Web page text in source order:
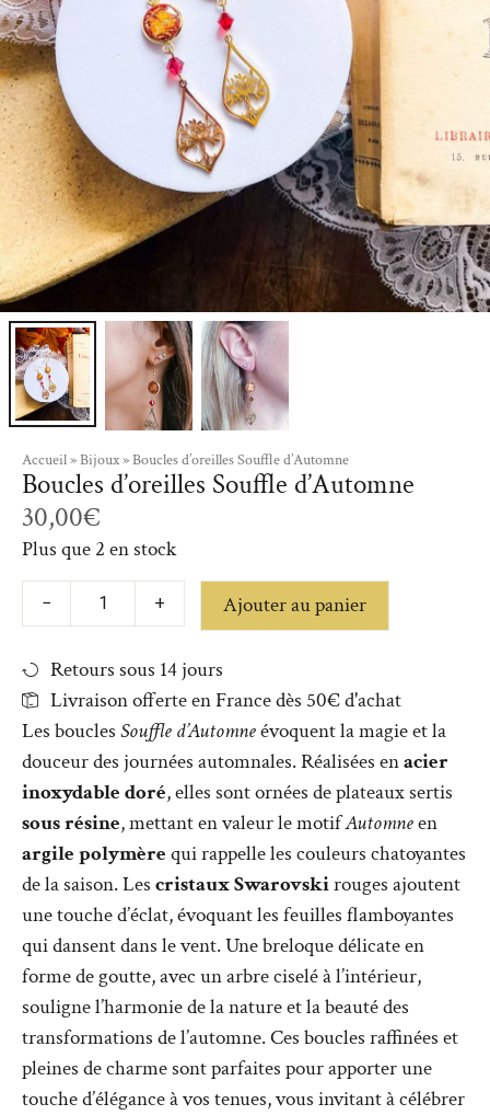
Accueil»Bijoux»Boucles d’oreilles Souffle d’Automne
Boucles d’oreilles Souffle d’Automne
30,00€
Plus que 2 en stock
− + Ajouter au panier
Retours sous 14 jours
Livraison offerte en France dès 50€ d'achat
Les boucles Souffle d’Automneévoquent la magie et la
douceur des journées automnales. Réalisées enacier
inoxydable doré, elles sont ornées de plateaux sertis
sous résine, mettant en valeur le motifAutomneen
argile polymère qui rappelle les couleurs chatoyantes
de la saison. Les cristaux Swarovskirouges ajoutent
une touche d’éclat, évoquant les feuilles flamboyantes
qui dansent dans le vent. Une breloque délicate en
forme de goutte, avec un arbre ciselé à l’intérieur,
souligne l’harmonie de la nature et la beauté des
transformations de l’automne. Ces boucles raffinées et
pleines de charme sont parfaites pour apporter une
touche d’élégance à vos tenues, vous invitant à célébrer